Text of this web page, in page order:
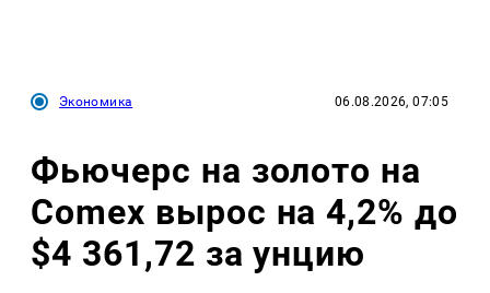
Экономика 06.08.2026, 07:05
Фьючерс на золото на
Comex вырос на 4,2% до
$4 361,72 за унцию